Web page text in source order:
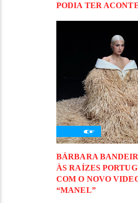
PODIA TER
BÁRBARA
ÀS RAÍZES
COM O NOVO
“MANEL”